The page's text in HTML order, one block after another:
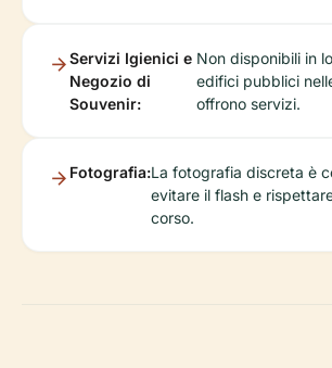
Servizi Igienici e
Negozio di
Souvenir:
Non disponibili in
edifici pubblici
offrono servizi.
Fotografia:La fotografia discreta è
evitare il flash e
corso.